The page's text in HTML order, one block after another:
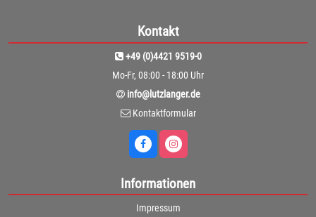
Kontakt
+49 (0)4421 9519-0
Mo-Fr, 08:00 - 18:00 Uhr
info@lutzlanger.de
Kontaktformular
Informationen
Impressum